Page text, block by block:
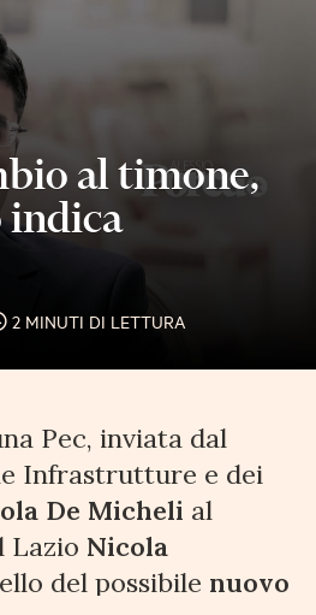
al timone,
2 MINUTI DI LETTURA
Pec, inviata dal
Infrastrutture e dei
De Micheli al
Lazio Nicola
del possibile nuovo